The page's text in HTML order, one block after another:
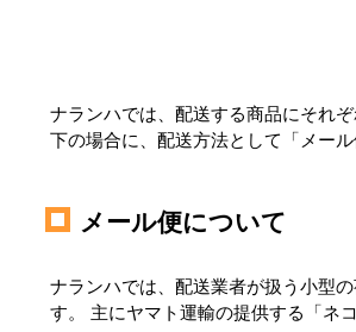
ナランハでは、配送する商品にそれ
下の場合に、配送方法として「メー
メール便について
ナランハでは、配送業者が扱う小型
す。 主にヤマト運輸の提供する「ネ